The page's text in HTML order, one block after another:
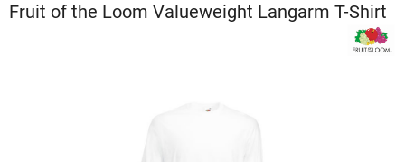
Fruit of the Loom Valueweight Langarm T-Shirt